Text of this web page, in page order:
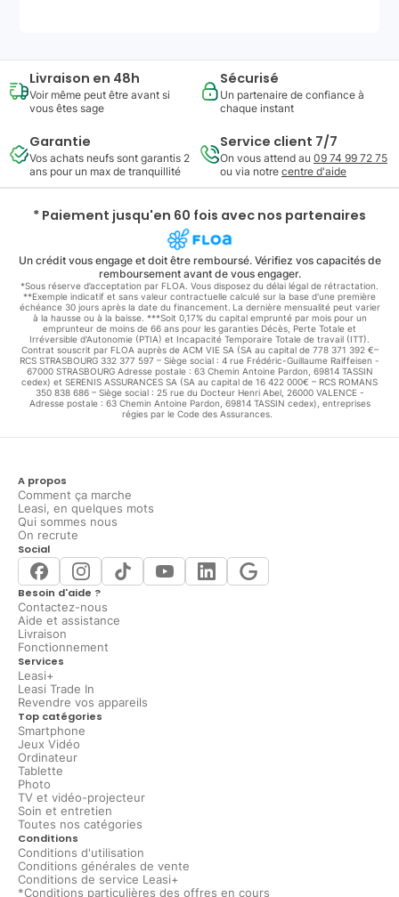
Livraison en 48h
Voir même peut être avant si
vous êtes sage
Sécurisé
Un partenaire de confiance à
chaque instant
Garantie
Vos achats neufs sont garantis 2
ans pour un max de tranquillité
Service client 7/7
On vous attend au 09 74 99 72 75
ou via notre centre d'aide
* Paiement jusqu'en 60 fois avec nos partenaires
Un crédit vous engage et doit être remboursé. Vérifiez vos capacités de
remboursement avant de vous engager.
*Sous réserve d’acceptation par FLOA. Vous disposez du délai légal de rétractation.
**Exemple indicatif et sans valeur contractuelle calculé sur la base d'une première
échéance 30 jours après la date du financement. La dernière mensualité peut varier
à la hausse ou à la baisse. ***Soit 0,17% du capital emprunté par mois pour un
emprunteur de moins de 66 ans pour les garanties Décès, Perte Totale et
Irréversible d'Autonomie (PTIA) et Incapacité Temporaire Totale de travail (ITT).
Contrat souscrit par FLOA auprès de ACM VIE SA (SA au capital de 778 371 392 €–
RCS STRASBOURG 332 377 597 – Siège social : 4 rue Frédéric-Guillaume Raiffeisen -
67000 STRASBOURG Adresse postale : 63 Chemin Antoine Pardon, 69814 TASSIN
cedex) et SERENIS ASSURANCES SA (SA au capital de 16 422 000€ – RCS ROMANS
350 838 686 – Siège social : 25 rue du Docteur Henri Abel, 26000 VALENCE -
Adresse postale : 63 Chemin Antoine Pardon, 69814 TASSIN cedex), entreprises
régies par le Code des Assurances.
A propos
Comment ça marche
Leasi, en quelques mots
Qui sommes nous
On recrute
Social
Besoin d'aide ?
Contactez-nous
Aide et assistance
Livraison
Fonctionnement
Services
Leasi+
Leasi Trade In
Revendre vos appareils
Top catégories
Smartphone
Jeux Vidéo
Ordinateur
Tablette
Photo
TV et vidéo-projecteur
Soin et entretien
Toutes nos catégories
Conditions
Conditions d'utilisation
Conditions générales de vente
Conditions de service Leasi+
*Conditions particulières des offres en cours